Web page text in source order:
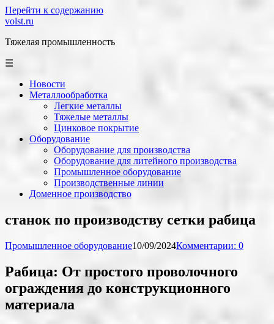
Перейти к содержанию
volst.ru
Тяжелая промышленность
☰
Новости
Металлообработка
Легкие металлы
Тяжелые металлы
Цинковое покрытие
Оборудование
Оборудование для производства
Оборудование для литейного производства
Промышленное оборудование
Производственные линии
Доменное производство
станок по производству сетки рабица
Промышленное оборудование10/09/2024Комментарии: 0
Рабица: От простого проволочного
ограждения до конструкционного
материала